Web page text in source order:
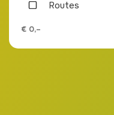
Routes
€ 0,–